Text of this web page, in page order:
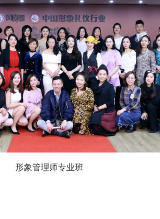
形象管理师专业班